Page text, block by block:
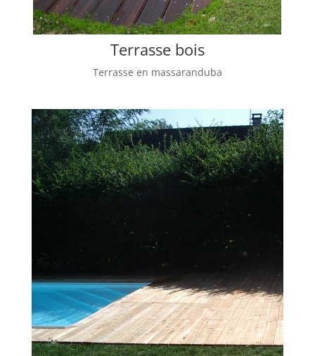
Terrasse bois
Terrasse en massaranduba